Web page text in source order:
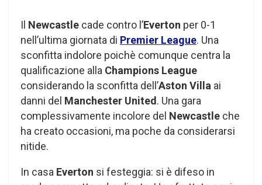
Il Newcastle cade contro l’Everton per 0-1
nell’ultima giornata di Premier League. Una
sconfitta indolore poichè comunque centra la
qualificazione alla Champions League
considerando la sconfitta dell’Aston Villa ai
danni del Manchester United . Una gara
complessivamente incolore del Newcastle che
ha creato occasioni, ma poche da considerarsi
nitide.
In casa Everton si festeggia: si è difeso in